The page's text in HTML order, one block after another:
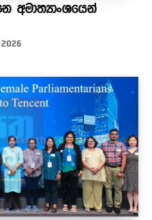
අමාත්‍යාංශයෙන්